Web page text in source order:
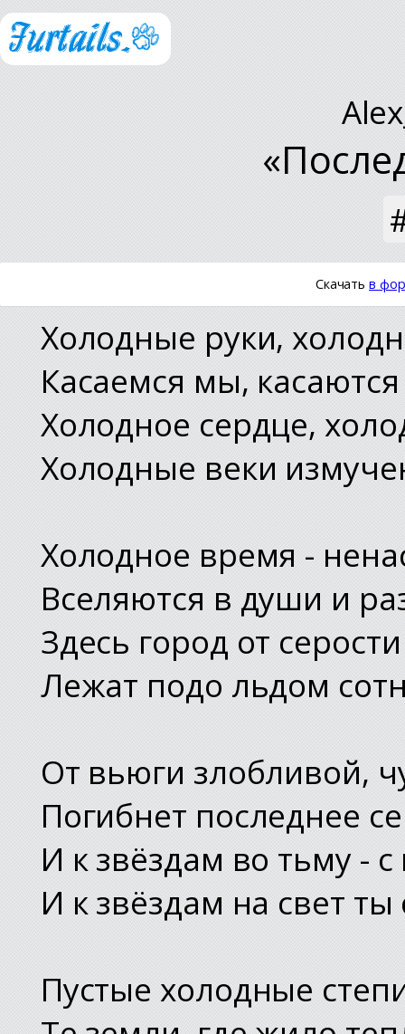
Скачатьв
Холодные руки,
Касаемся мы,
Холодное сердце,
Холодные веки
Холодное время -
Вселяются в души и
Здесь город от
Лежат подо льдом
От вьюги злобливой,
Погибнет последнее
И к звёздам во тьму -
И к звёздам на свет
Пустые холодные